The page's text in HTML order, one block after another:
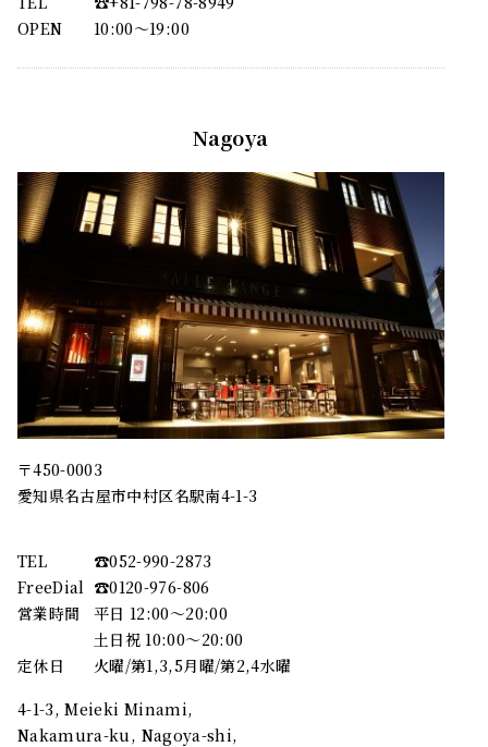
OPEN
10:00〜19:00
Nagoya
〒450-0003
愛知県名古屋市中村区名駅南4-1-3
TEL
☎︎052-990-2873
FreeDial ☎︎0120-976-806
営業時間
平日 12:00～20:00
土日祝 10:00～20:00
定休日
火曜/第1,3,5月曜/第2,4水曜
4-1-3, Meieki Minami,
Nakamura-ku, Nagoya-shi,